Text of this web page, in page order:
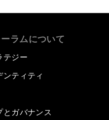
ラムについて
テジー
ティティ
とガバナンス